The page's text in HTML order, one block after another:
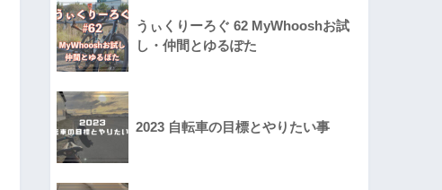
うぃくりーろぐ 62 MyWhooshお試
し・仲間とゆるぽた
2023 自転車の目標とやりたい事